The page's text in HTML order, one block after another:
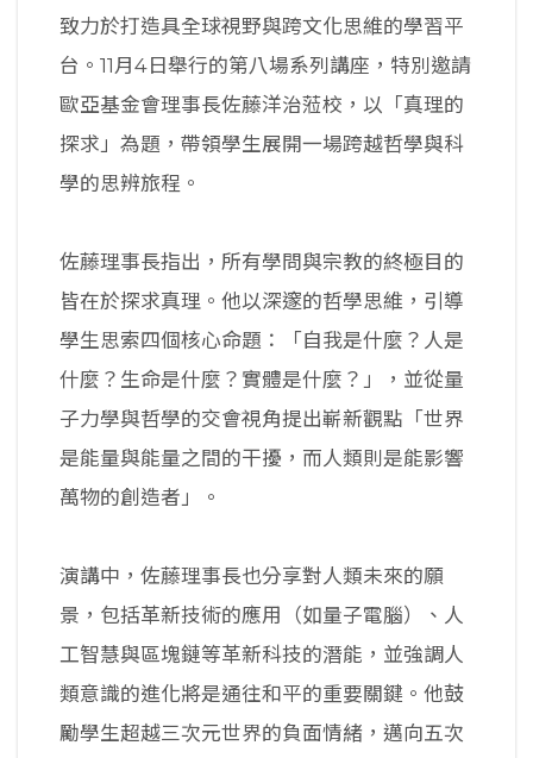
致力於打造具全球視野與跨文化思維的學習平
台。11月4日舉行的第八場系列講座，特別邀請
歐亞基金會理事長佐藤洋治蒞校，以「真理的
探求」為題，帶領學生展開一場跨越哲學與科
學的思辨旅程。
佐藤理事長指出，所有學問與宗教的終極目的
皆在於探求真理。他以深邃的哲學思維，引導
學生思索四個核心命題：「自我是什麼？人是
什麼？生命是什麼？實體是什麼？」，並從量
子力學與哲學的交會視角提出嶄新觀點「世界
是能量與能量之間的干擾，而人類則是能影響
萬物的創造者」。
演講中，佐藤理事長也分享對人類未來的願
景，包括革新技術的應用（如量子電腦）、人
工智慧與區塊鏈等革新科技的潛能，並強調人
類意識的進化將是通往和平的重要關鍵。他鼓
勵學生超越三次元世界的負面情緒，邁向五次